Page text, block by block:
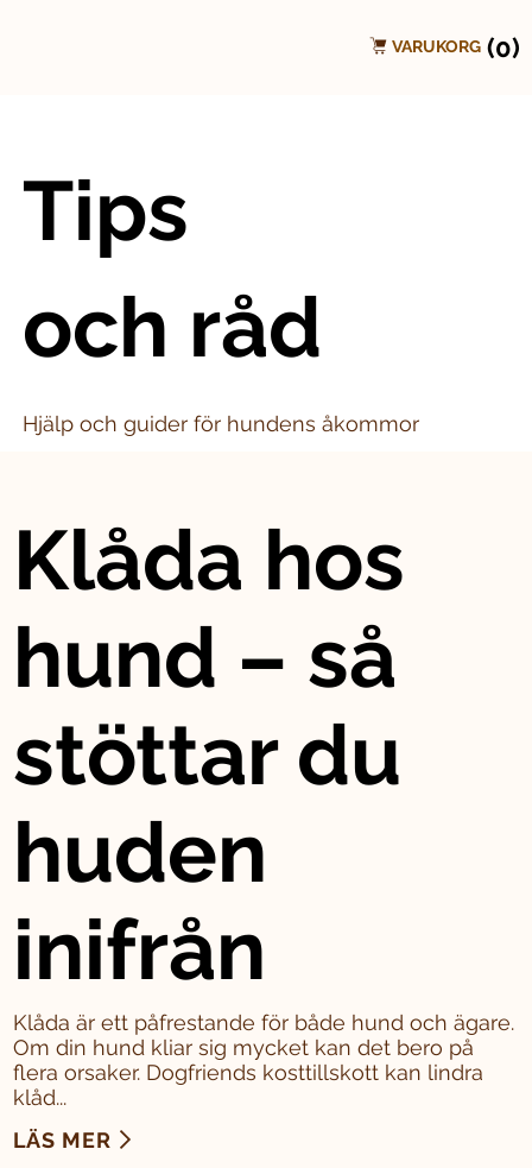
VARUKORG (0)
Tips
och råd
Hjälp och guider för hundens åkommor
Klåda hos
hund – så
stöttar du
huden
inifrån
Klåda är ett påfrestande för både hund och ägare.
Om din hund kliar sig mycket kan det bero på
flera orsaker. Dogfriends kosttillskott kan lindra
klåd...
LÄS MER